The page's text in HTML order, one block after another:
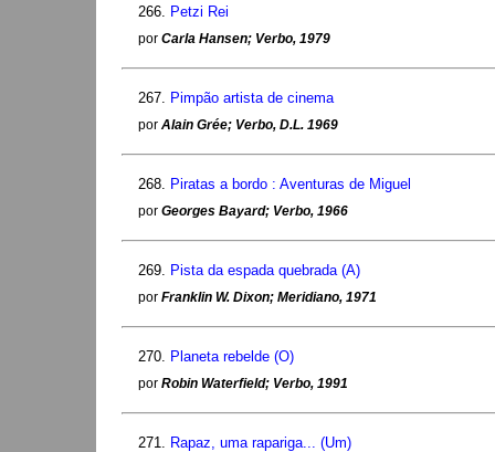
266. Petzi Rei
por Carla Hansen; Verbo, 1979
267. Pimpão artista de cinema
por Alain Grée; Verbo, D.L. 1969
268. Piratas a bordo : Aventuras de Miguel
por Georges Bayard; Verbo, 1966
269. Pista da espada quebrada (A)
por Franklin W. Dixon; Meridiano, 1971
270. Planeta rebelde (O)
por Robin Waterfield; Verbo, 1991
271. Rapaz, uma rapariga... (Um)